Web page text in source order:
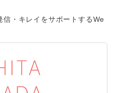
・キレイをサポートするWe